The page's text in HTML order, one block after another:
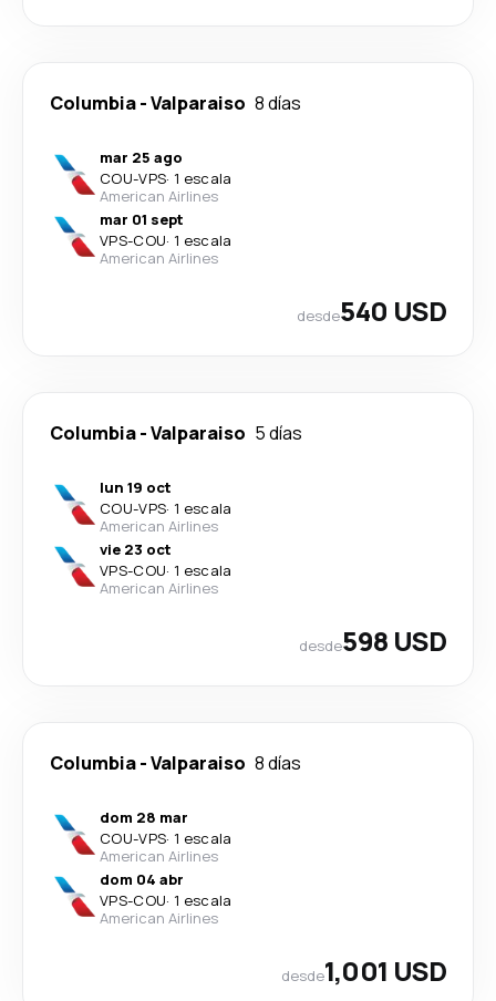
Columbia-Valparaiso 8 días
mar 25 ago
COU-VPS· 1 escala
American Airlines
mar 01 sept
VPS-COU· 1 escala
American Airlines
desde540 USD
Columbia-Valparaiso 5 días
lun 19 oct
COU-VPS· 1 escala
American Airlines
vie 23 oct
VPS-COU· 1 escala
American Airlines
desde598 USD
Columbia-Valparaiso 8 días
dom 28 mar
COU-VPS· 1 escala
American Airlines
dom 04 abr
VPS-COU· 1 escala
American Airlines
desde1,001 USD